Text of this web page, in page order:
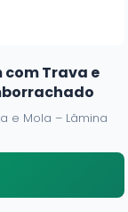
com Trava e
e Mola – Lâmina